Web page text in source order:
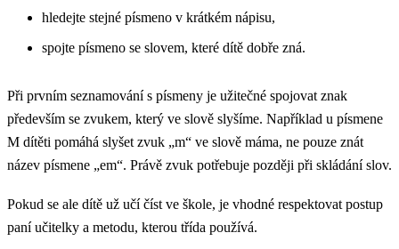
hledejte stejné písmeno v krátkém nápisu,
spojte písmeno se slovem, které dítě dobře zná.
Při prvním seznamování s písmeny je užitečné spojovat znak
především se zvukem, který ve slově slyšíme. Například u písmene
M dítěti pomáhá slyšet zvuk „m“ ve slově máma, ne pouze znát
název písmene „em“. Právě zvuk potřebuje později při skládání slov.
Pokud se ale dítě už učí číst ve škole, je vhodné respektovat postup
paní učitelky a metodu, kterou třída používá.